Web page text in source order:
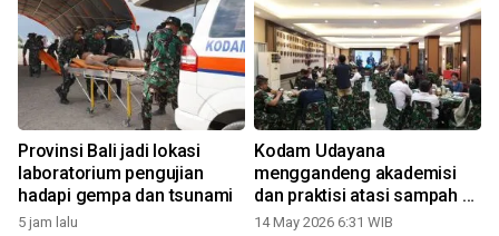
Provinsi Bali jadi lokasi
laboratorium pengujian
hadapi gempa dan tsunami
5 jam lalu
Kodam Udayana
menggandeng akademisi
dan praktisi atasi sampah di
Bali
14 May 2026 6:31 WIB